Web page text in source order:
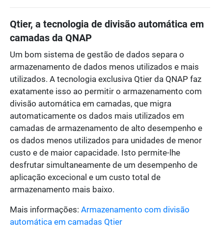
Qtier, a tecnologia de divisão automática em
camadas da QNAP
Um bom sistema de gestão de dados separa o
armazenamento de dados menos utilizados e mais
utilizados. A tecnologia exclusiva Qtier da QNAP faz
exatamente isso ao permitir o armazenamento com
divisão automática em camadas, que migra
automaticamente os dados mais utilizados em
camadas de armazenamento de alto desempenho e
os dados menos utilizados para unidades de menor
custo e de maior capacidade. Isto permite-lhe
desfrutar simultaneamente de um desempenho de
aplicação excecional e um custo total de
armazenamento mais baixo.
Mais informações: Armazenamento com divisão
automática em camadas Qtier